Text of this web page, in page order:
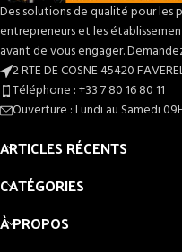
Des solutions de qualité pour les
entrepreneurs et les
avant de vous engager.
2 RTE DE COSNE 45420
Téléphone : +33 7 80 16 80 11
Ouverture : Lundi au Samedi
ARTICLES RÉCENTS
CATÉGORIES
À PROPOS